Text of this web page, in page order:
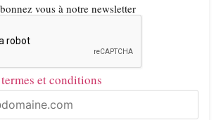
vous à notre newsletter
termes et conditions